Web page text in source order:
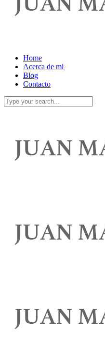
Home
Acerca de mi
Blog
Contacto